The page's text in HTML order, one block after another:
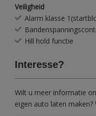
Veiligheid
Alarm klasse
Hill hold functie
Interesse?
Wilt u meer informatie
eigen auto laten maken?